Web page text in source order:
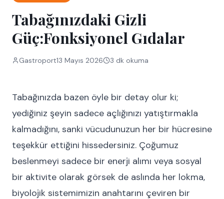
Tabağınızdaki Gizli
Güç:Fonksiyonel Gıdalar
Gastroport13 Mayıs 2026 3 dk okuma
Tabağınızda bazen öyle bir detay olur ki;
yediğiniz şeyin sadece açlığınızı yatıştırmakla
kalmadığını, sanki vücudunuzun her bir hücresine
teşekkür ettiğini hissedersiniz. Çoğumuz
beslenmeyi sadece bir enerji alımı veya sosyal
bir aktivite olarak görsek de aslında her lokma,
biyolojik sistemimizin anahtarını çeviren bir